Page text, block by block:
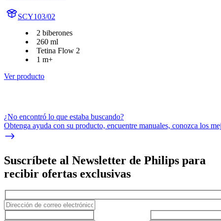
SCY103/02
2 biberones
260 ml
Tetina Flow 2
1 m+
Ver producto
¿No encontró lo que estaba buscando?
Obtenga ayuda con su producto, encuentre manuales, conozca los
Suscríbete al Newsletter de Philips para
recibir ofertas exclusivas